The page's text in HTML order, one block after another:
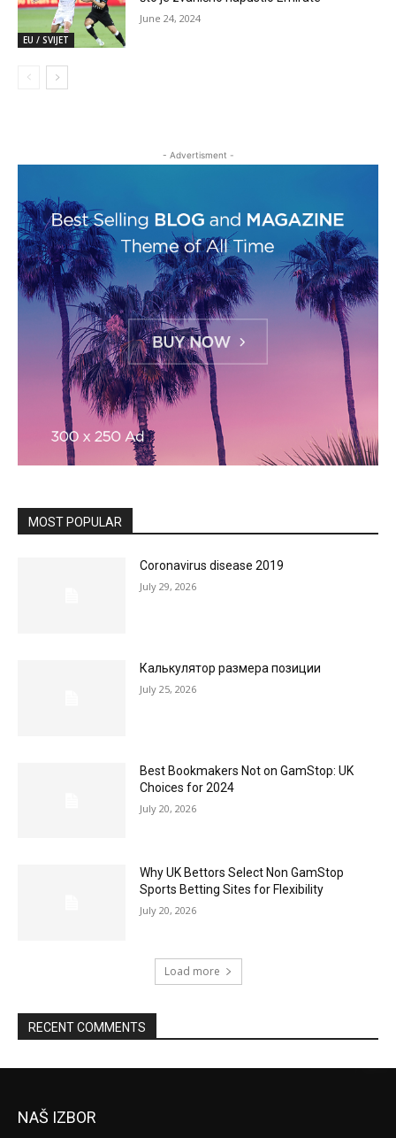
EU / SVIJET
June 24, 2024
- Advertisment -
MOST POPULAR
Coronavirus disease 2019
July 29, 2026
Калькулятор размера позиции
July 25, 2026
Best Bookmakers Not on GamStop: UK
Choices for 2024
July 20, 2026
Why UK Bettors Select Non GamStop
Sports Betting Sites for Flexibility
July 20, 2026
Load more
RECENT COMMENTS
NAŠ IZBOR